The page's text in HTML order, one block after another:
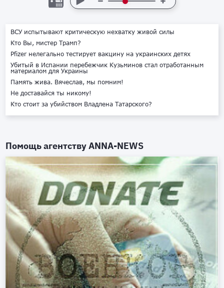
ВСУ испытывают критическую нехватку живой силы
Кто Вы, мистер Трамп?
Pfizer нелегально тестирует вакцину на украинских детях
Убитый в Испании перебежчик Кузьминов стал отработанным
материалом для Украины
Память жива. Вячеслав, мы помним!
Не доставайся ты никому!
Кто стоит за убийством Владлена Татарского?
Помощь агентствуANNA-NEWS